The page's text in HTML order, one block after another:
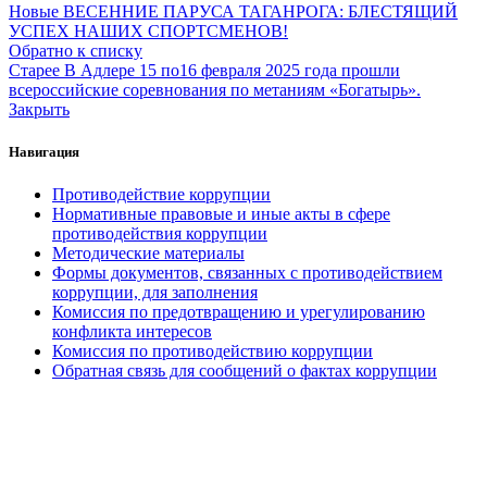
Новые ВЕСЕННИЕ ПАРУСА ТАГАНРОГА: БЛЕСТЯЩИЙ
УСПЕХ НАШИХ СПОРТСМЕНОВ!
Обратно к списку
Старее В Адлере 15 по16 февраля 2025 года прошли
всероссийские соревнования по метаниям «Богатырь».
Закрыть
Навигация
Противодействие коррупции
Нормативные правовые и иные акты в сфере
противодействия коррупции
Методические материалы
Формы документов, связанных с противодействием
коррупции, для заполнения
Комиссия по предотвращению и урегулированию
конфликта интересов
Комиссия по противодействию коррупции
Обратная связь для сообщений о фактах коррупции